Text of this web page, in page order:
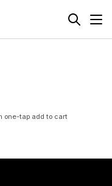
one-tap add to cart